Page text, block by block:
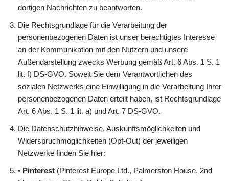
dortigen Nachrichten zu beantworten.
Die Rechtsgrundlage für die Verarbeitung der
personenbezogenen Daten ist unser berechtigtes Interesse
an der Kommunikation mit den Nutzern und unsere
Außendarstellung zwecks Werbung gemäß Art. 6 Abs. 1 S. 1
lit. f) DS-GVO. Soweit Sie dem Verantwortlichen des
sozialen Netzwerks eine Einwilligung in die Verarbeitung Ihrer
personenbezogenen Daten erteilt haben, ist Rechtsgrundlage
Art. 6 Abs. 1 S. 1 lit. a) und Art. 7 DS-GVO.
Die Datenschutzhinweise, Auskunftsmöglichkeiten und
Widerspruchmöglichkeiten (Opt-Out) der jeweiligen
Netzwerke finden Sie hier:
• Pinterest (Pinterest Europe Ltd., Palmerston House, 2nd